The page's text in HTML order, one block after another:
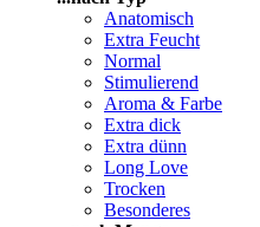
Anatomisch
Extra Feucht
Normal
Stimulierend
Aroma & Farbe
Extra dick
Extra dünn
Long Love
Trocken
Besonderes